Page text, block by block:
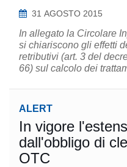
31 AGOSTO 2015
In allegato la Circolare
si chiariscono gli effetti
retributivi (art. 3 del
66) sul calcolo dei
ALERT
In vigore
dall'obbligo di
OTC